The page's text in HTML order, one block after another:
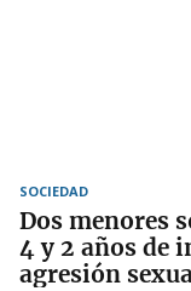
SOCIEDAD
Dos menores
4 y 2 años de
agresión